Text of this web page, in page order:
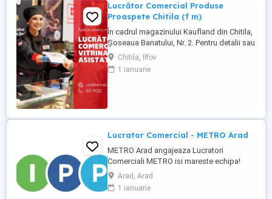
Lucrător Comercial Produse
Proaspete Chitila (f m)
În cadrul magazinului Kaufland din Chitila,
Șoseaua Banatului, Nr. 2. Pentru detalii sau
pentru a aplica, sună la 021 91 32 sau
depune-ți CV-ul online pe
cariere.kaufland.ro Beneficiile tale Salariu
Chitila, Ilfov
1 ianuarie
Lucrator Comercial - METRO Arad
METRO Arad angajeaza Lucratori
Comerciali METRO isi mareste echipa!
Recrutam Lucratori Comerciali pentru
magazinul METRO Arad, situat pe Sos.
Calea Zimandului, nr. 43C. Ce vei face:
Arad, Arad
1 ianuarie